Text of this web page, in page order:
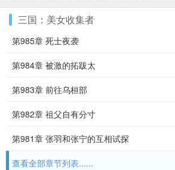
三国：美女收集者
第985章 死士夜袭
第984章 被激的拓跋太
第983章 前往乌桓部
第982章 祖父自有分寸
第981章 张羽和张宁的互相试探
查看全部章节列表......